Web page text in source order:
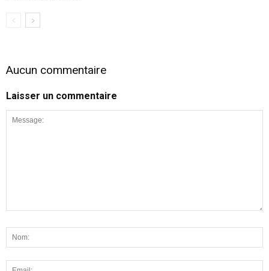
Aucun commentaire
Laisser un commentaire